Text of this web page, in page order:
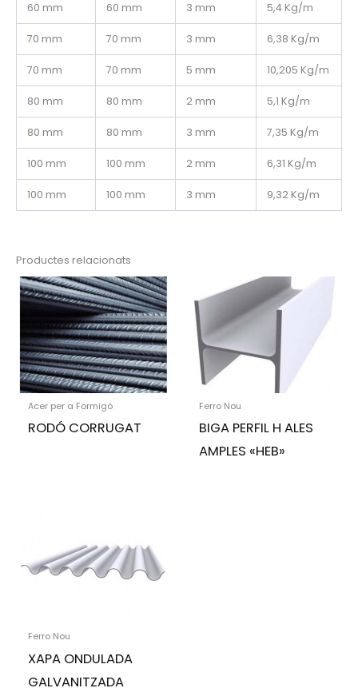
60 mm 60 mm 3 mm 5,4 Kg/m
70 mm 70 mm 3 mm 6,38 Kg/m
70 mm 70 mm 5 mm 10,205 Kg/m
80 mm 80 mm 2 mm 5,1 Kg/m
80 mm 80 mm 3 mm 7,35 Kg/m
100 mm 100 mm 2 mm 6,31 Kg/m
100 mm 100 mm 3 mm 9,32 Kg/m
Productes relacionats
Acer per a Formigó
RODÓ CORRUGAT
Ferro Nou
BIGA PERFIL H ALES
AMPLES «HEB»
Ferro Nou
XAPA ONDULADA
GALVANITZADA